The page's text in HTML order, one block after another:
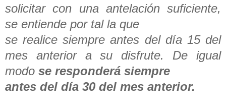
solicitar con una antelación suficiente,
se entiende por tal la que
se realice siempre antes del día 15 del
mes anterior a su disfrute. De igual
modo se responderá siempre
antes del día 30 del mes anterior.